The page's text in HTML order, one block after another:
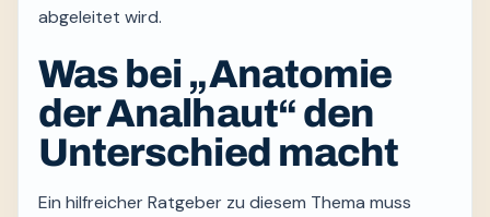
abgeleitet wird.
Was bei „Anatomie
der Analhaut“ den
Unterschied macht
Ein hilfreicher Ratgeber zu diesem Thema muss